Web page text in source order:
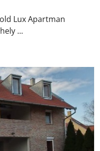
Lux Apartman
...